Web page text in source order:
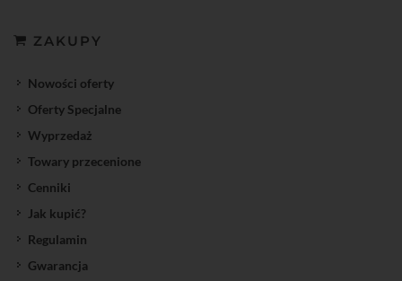
ZAKUPY
Nowości oferty
Oferty Specjalne
Wyprzedaż
Towary przecenione
Cenniki
Jak kupić?
Regulamin
Gwarancja